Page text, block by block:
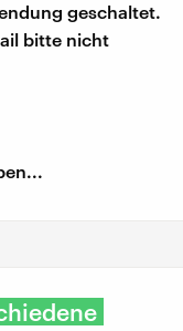
geschaltet.
bitte nicht